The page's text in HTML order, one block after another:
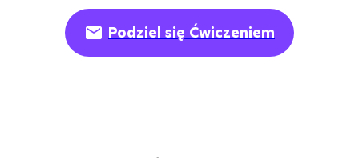
Podziel się Ćwiczeniem